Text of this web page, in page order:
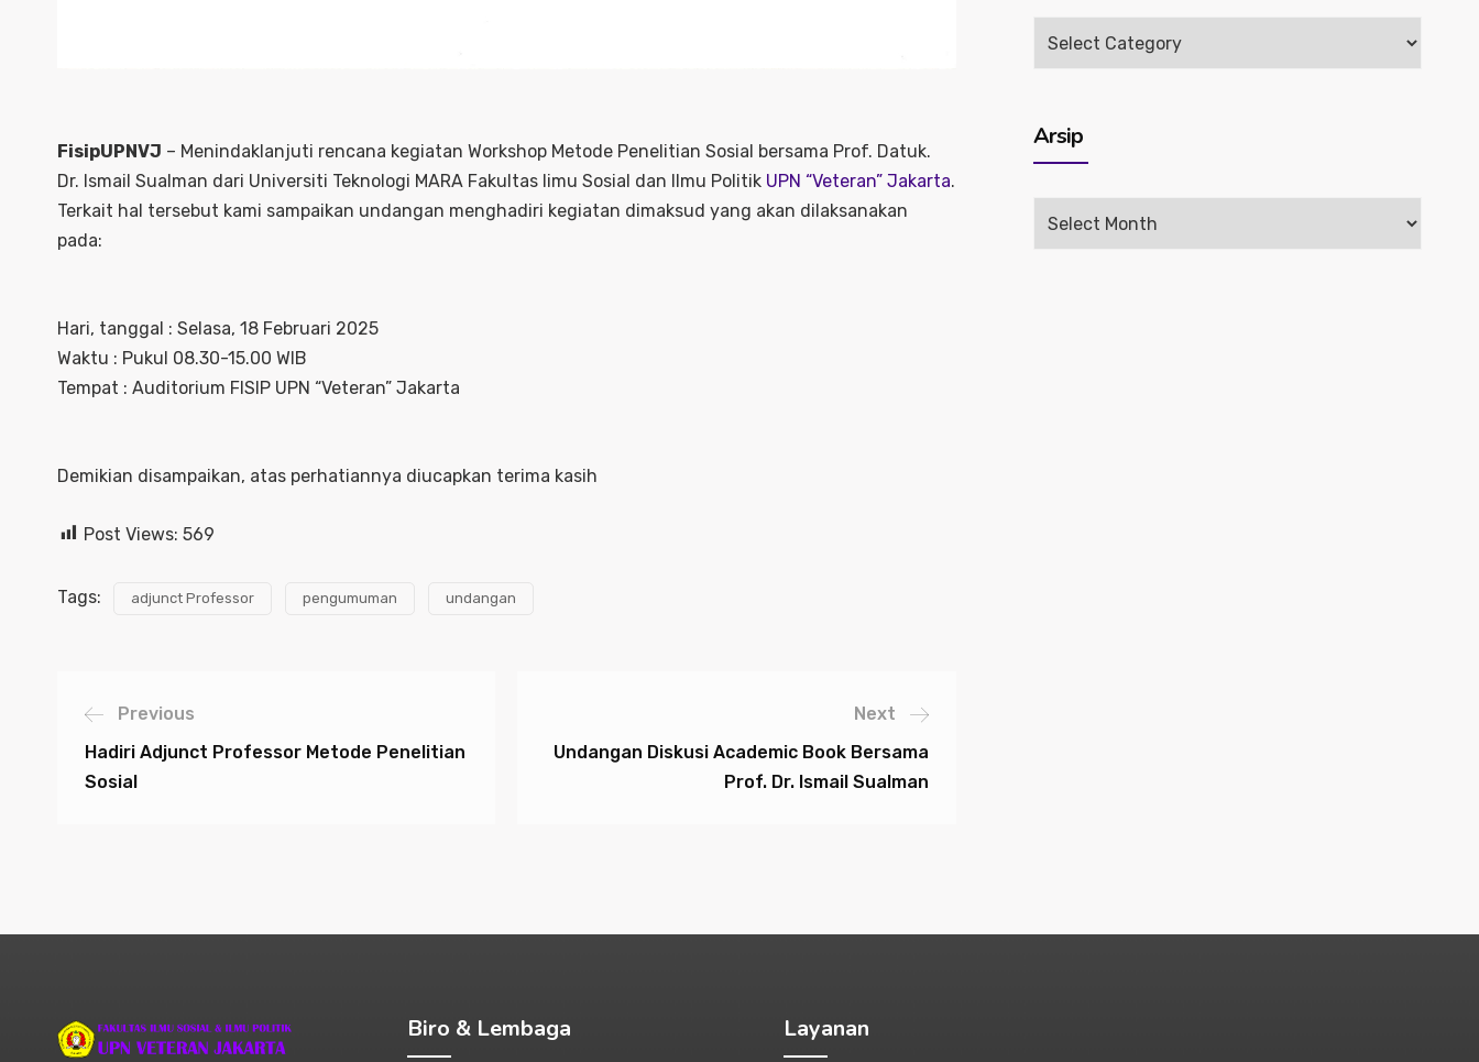
FisipUPNVJ – Menindaklanjuti rencana kegiatan Workshop Metode Penelitian Sosial bersama Prof. Datuk.
Dr. Ismail Sualman dari Universiti Teknologi MARA Fakultas limu Sosial dan Ilmu Politik UPN “Veteran” Jakarta.
Terkait hal tersebut kami sampaikan undangan menghadiri kegiatan dimaksud yang akan dilaksanakan
pada:
Hari, tanggal : Selasa, 18 Februari 2025
Waktu : Pukul 08.30-15.00 WIB
Tempat : Auditorium FISIP UPN “Veteran” Jakarta
Demikian disampaikan, atas perhatiannya diucapkan terima kasih
Post Views: 569
Tags: adjunct Professor pengumuman undangan
Previous
Hadiri Adjunct Professor Metode Penelitian
Sosial
Next
Undangan Diskusi Academic Book Bersama
Prof. Dr. Ismail Sualman
Rilis
Arsip
Arsip
Biro & Lembaga Layanan